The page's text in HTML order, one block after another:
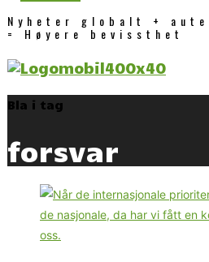
Nyheter globalt +
= Høyere bevissthet
Bla i tag
forsvar